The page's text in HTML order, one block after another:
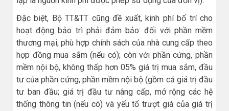
Đặc biệt, Bộ TT&TT cũng đề xuất, kinh phí bố trí cho
hoạt động bảo trì phải đảm bảo: đối với phần mềm
thương mại, phù hợp chính sách của nhà cung cấp theo
hợp đồng mua sắm (nếu có); còn với phần cứng, phần
mềm nội bộ, không thấp hơn 05% giá trị mua sắm, đầu
tư của phần cứng, phần mềm nội bộ (gồm cả giá trị đầu
tư ban đầu; giá trị đầu tư nâng cấp, mở rộng các hệ
thống thông tin (nếu có) và yếu tố trượt giá của giá trị